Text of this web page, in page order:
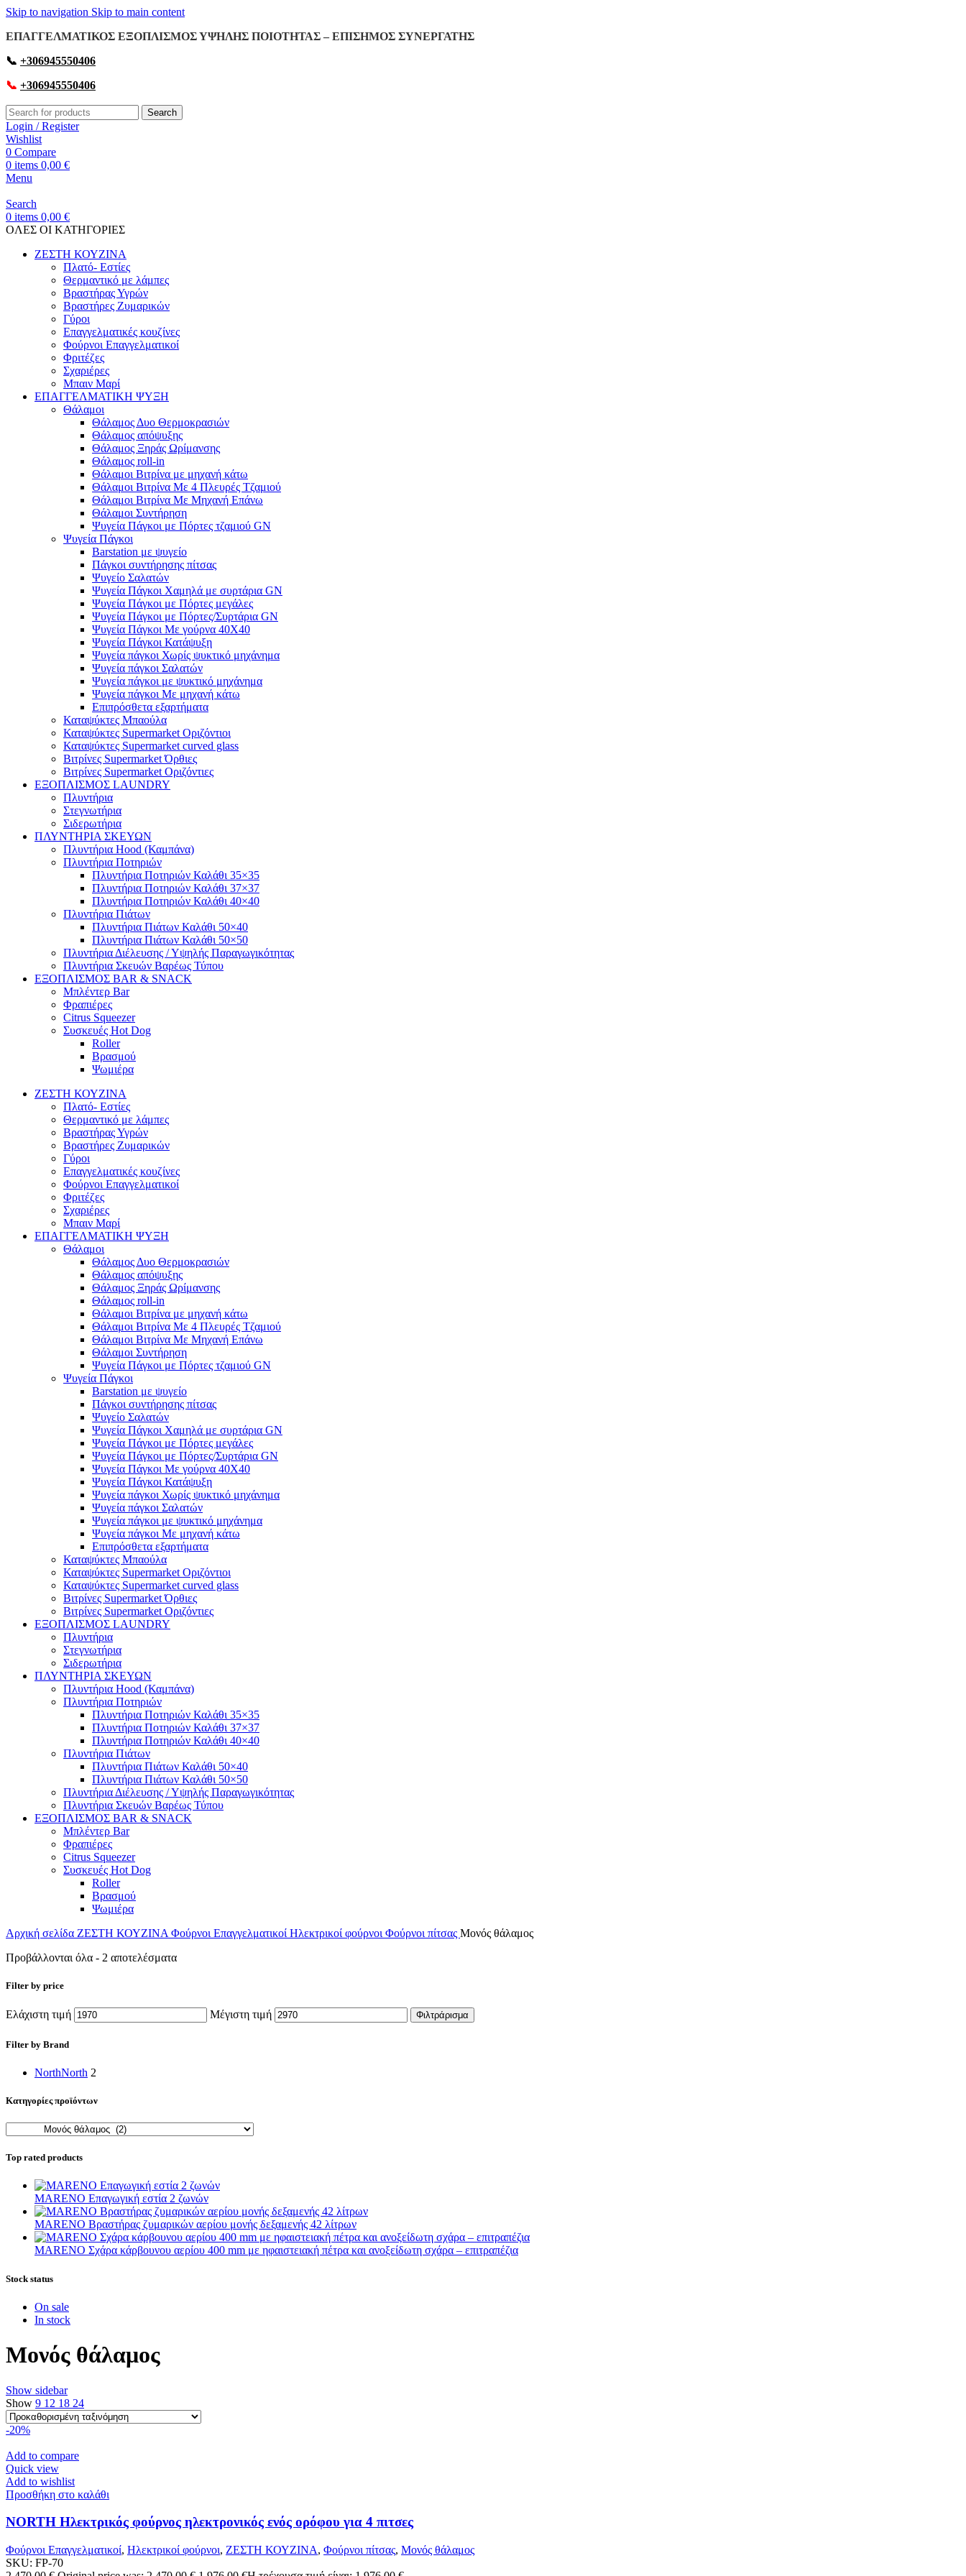
Skip to navigation Skip to main content
ΕΠΑΓΓΕΛΜΑΤΙΚΟΣ ΕΞΟΠΛΙΣΜΟΣ ΥΨΗΛΗΣ ΠΟΙΟΤΗΤΑΣ – ΕΠΙΣΗΜΟΣ ΣΥΝΕΡΓΑΤΗΣ
📞 +306945550406
📞 +306945550406
Search
Login / Register
Wishlist
0 Compare
0 items 0,00 €
Menu
Search
0 items 0,00 €
OΛΕΣ ΟΙ ΚΑΤΗΓΟΡΙΕΣ
ΖΕΣΤΗ ΚΟΥΖΙΝΑ
Πλατό- Εστίες
Θερμαντικό με λάμπες
Βραστήρας Υγρών
Βραστήρες Ζυμαρικών
Γύροι
Επαγγελματικές κουζίνες
Φούρνοι Επαγγελματικοί
Φριτέζες
Σχαριέρες
Μπαιν Μαρί
ΕΠΑΓΓΕΛΜΑΤΙΚΗ ΨΥΞΗ
Θάλαμοι
Θάλαμος Δυο Θερμοκρασιών
Θάλαμος απόψυξης
Θάλαμος Ξηράς Ωρίμανσης
Θάλαμος roll-in
Θάλαμοι Βιτρίνα με μηχανή κάτω
Θάλαμοι Βιτρίνα Με 4 Πλευρές Τζαμιού
Θάλαμοι Βιτρίνα Με Μηχανή Επάνω
Θάλαμοι Συντήρηση
Ψυγεία Πάγκοι με Πόρτες τζαμιού GN
Ψυγεία Πάγκοι
Barstation με ψυγείο
Πάγκοι συντήρησης πίτσας
Ψυγείο Σαλατών
Ψυγεία Πάγκοι Χαμηλά με συρτάρια GN
Ψυγεία Πάγκοι με Πόρτες μεγάλες
Ψυγεία Πάγκοι με Πόρτες/Συρτάρια GN
Ψυγεία Πάγκοι Με γούρνα 40Χ40
Ψυγεία Πάγκοι Κατάψυξη
Ψυγεία πάγκοι Χωρίς ψυκτικό μηχάνημα
Ψυγεία πάγκοι Σαλατών
Ψυγεία πάγκοι με ψυκτικό μηχάνημα
Ψυγεία πάγκοι Με μηχανή κάτω
Επιπρόσθετα εξαρτήματα
Καταψύκτες Μπαούλα
Καταψύκτες Supermarket Οριζόντιοι
Καταψύκτες Supermarket curved glass
Βιτρίνες Supermarket Όρθιες
Βιτρίνες Supermarket Οριζόντιες
ΕΞΟΠΛΙΣΜΟΣ LAUNDRY
Πλυντήρια
Στεγνωτήρια
Σιδερωτήρια
ΠΛΥΝΤΗΡΙΑ ΣΚΕΥΩΝ
Πλυντήρια Hood (Καμπάνα)
Πλυντήρια Ποτηριών
Πλυντήρια Ποτηριών Καλάθι 35×35
Πλυντήρια Ποτηριών Καλάθι 37×37
Πλυντήρια Ποτηριών Καλάθι 40×40
Πλυντήρια Πιάτων
Πλυντήρια Πιάτων Καλάθι 50×40
Πλυντήρια Πιάτων Καλάθι 50×50
Πλυντήρια Διέλευσης / Υψηλής Παραγωγικότητας
Πλυντήρια Σκευών Βαρέως Τύπου
ΕΞΟΠΛΙΣΜΟΣ BAR & SNACK
Μπλέντερ Bar
Φραπιέρες
Citrus Squeezer
Συσκευές Hot Dog
Roller
Βρασμού
Ψωμιέρα
ΖΕΣΤΗ ΚΟΥΖΙΝΑ
Πλατό- Εστίες
Θερμαντικό με λάμπες
Βραστήρας Υγρών
Βραστήρες Ζυμαρικών
Γύροι
Επαγγελματικές κουζίνες
Φούρνοι Επαγγελματικοί
Φριτέζες
Σχαριέρες
Μπαιν Μαρί
ΕΠΑΓΓΕΛΜΑΤΙΚΗ ΨΥΞΗ
Θάλαμοι
Θάλαμος Δυο Θερμοκρασιών
Θάλαμος απόψυξης
Θάλαμος Ξηράς Ωρίμανσης
Θάλαμος roll-in
Θάλαμοι Βιτρίνα με μηχανή κάτω
Θάλαμοι Βιτρίνα Με 4 Πλευρές Τζαμιού
Θάλαμοι Βιτρίνα Με Μηχανή Επάνω
Θάλαμοι Συντήρηση
Ψυγεία Πάγκοι με Πόρτες τζαμιού GN
Ψυγεία Πάγκοι
Barstation με ψυγείο
Πάγκοι συντήρησης πίτσας
Ψυγείο Σαλατών
Ψυγεία Πάγκοι Χαμηλά με συρτάρια GN
Ψυγεία Πάγκοι με Πόρτες μεγάλες
Ψυγεία Πάγκοι με Πόρτες/Συρτάρια GN
Ψυγεία Πάγκοι Με γούρνα 40Χ40
Ψυγεία Πάγκοι Κατάψυξη
Ψυγεία πάγκοι Χωρίς ψυκτικό μηχάνημα
Ψυγεία πάγκοι Σαλατών
Ψυγεία πάγκοι με ψυκτικό μηχάνημα
Ψυγεία πάγκοι Με μηχανή κάτω
Επιπρόσθετα εξαρτήματα
Καταψύκτες Μπαούλα
Καταψύκτες Supermarket Οριζόντιοι
Καταψύκτες Supermarket curved glass
Βιτρίνες Supermarket Όρθιες
Βιτρίνες Supermarket Οριζόντιες
ΕΞΟΠΛΙΣΜΟΣ LAUNDRY
Πλυντήρια
Στεγνωτήρια
Σιδερωτήρια
ΠΛΥΝΤΗΡΙΑ ΣΚΕΥΩΝ
Πλυντήρια Hood (Καμπάνα)
Πλυντήρια Ποτηριών
Πλυντήρια Ποτηριών Καλάθι 35×35
Πλυντήρια Ποτηριών Καλάθι 37×37
Πλυντήρια Ποτηριών Καλάθι 40×40
Πλυντήρια Πιάτων
Πλυντήρια Πιάτων Καλάθι 50×40
Πλυντήρια Πιάτων Καλάθι 50×50
Πλυντήρια Διέλευσης / Υψηλής Παραγωγικότητας
Πλυντήρια Σκευών Βαρέως Τύπου
ΕΞΟΠΛΙΣΜΟΣ BAR & SNACK
Μπλέντερ Bar
Φραπιέρες
Citrus Squeezer
Συσκευές Hot Dog
Roller
Βρασμού
Ψωμιέρα
Αρχική σελίδα ΖΕΣΤΗ ΚΟΥΖΙΝΑ Φούρνοι Επαγγελματικοί Ηλεκτρικοί φούρνοι Φούρνοι πίτσας Μονός θάλαμος
Προβάλλονται όλα - 2 αποτελέσματα
Filter by price
Ελάχιστη τιμή Μέγιστη τιμή Φιλτράρισμα
Filter by Brand
NorthNorth 2
Κατηγορίες προϊόντων
Top rated products
MARENO Επαγωγική εστία 2 ζωνών
MARENO Βραστήρας ζυμαρικών αερίου μονής δεξαμενής 42 λίτρων
MARENO Σχάρα κάρβουνου αερίου 400 mm με ηφαιστειακή πέτρα και ανοξείδωτη σχάρα – επιτραπέζια
Stock status
On sale
In stock
Μονός θάλαμος
Show sidebar
Show 9 12 18 24
-20%
Add to compare
Quick view
Add to wishlist
Προσθήκη στο καλάθι
NORTH Ηλεκτρικός φούρνος ηλεκτρονικός ενός ορόφου για 4 πιτσες
Φούρνοι Επαγγελματικοί, Ηλεκτρικοί φούρνοι, ΖΕΣΤΗ ΚΟΥΖΙΝΑ, Φούρνοι πίτσας, Μονός θάλαμος
SKU: FP-70